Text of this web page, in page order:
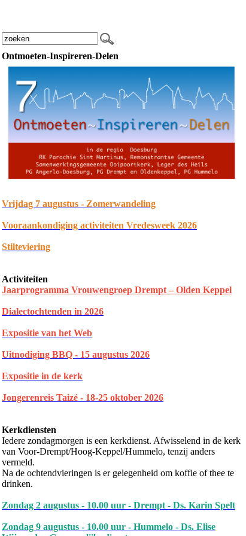
Ontmoeten-Inspireren-Delen
Vrijdag 7 augustus - Zomerwandeling
Vooraankondiging activiteiten Vredesweek 2026
Stilteviering
Activiteiten
Jaarprogramma Vrouwengroep Drempt – Olden Keppel
Dialectochtenden in 2026
Expositie van het Web
Uitnodiging BBQ - 15 augustus 2026
Expositie in de kerk
Jongerenreis Taizé - 18-25 oktober 2026
Kerkdiensten
Iedere zondagmorgen is een kerkdienst. Afwisselend in de kerk
van Voor-Drempt/Hoog-Keppel/Hummelo, tenzij anders
vermeld.
Na de ochtendvieringen is er gelegenheid om koffie of thee te
drinken.
Zondag 2 augustus - 10.00 uur - Drempt - Ds. Karin Spelt
Zondag 9 augustus - 10.00 uur - Hummelo - Ds. Elise